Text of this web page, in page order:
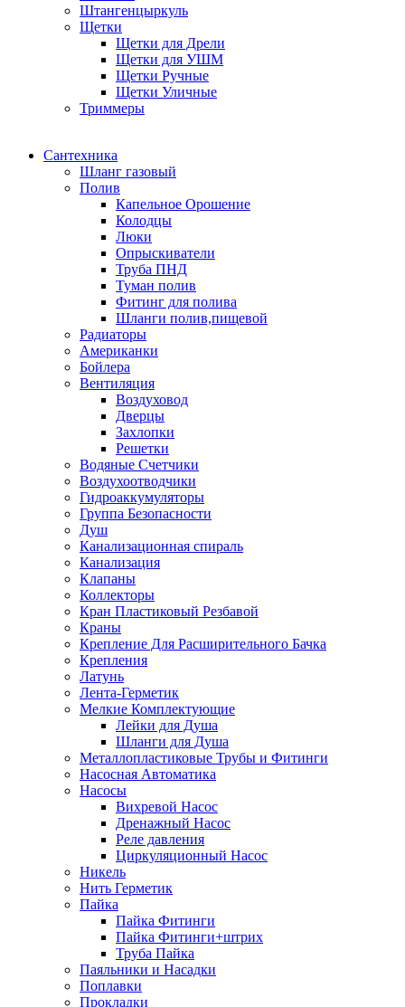
Штангенцыркуль
Щетки
Щетки для Дрели
Щетки для УШМ
Щетки Ручные
Щетки Уличные
Триммеры
Сантехника
Шланг газовый
Полив
Капельное Орошение
Колодцы
Люки
Опрыскиватели
Труба ПНД
Туман полив
Фитинг для полива
Шланги полив,пищевой
Радиаторы
Американки
Бойлера
Вентиляция
Воздуховод
Дверцы
Захлопки
Решетки
Водяные Счетчики
Воздухоотводчики
Гидроаккумуляторы
Группа Безопасности
Душ
Канализационная спираль
Канализация
Клапаны
Коллекторы
Кран Пластиковый Резбавой
Краны
Крепление Для Расширительного Бачка
Крепления
Латунь
Лента-Герметик
Мелкие Комплектующие
Лейки для Душа
Шланги для Душа
Металлопластиковые Трубы и Фитинги
Насосная Автоматика
Насосы
Вихревой Насос
Дренажный Насос
Реле давления
Циркуляционный Насос
Никель
Нить Герметик
Пайка
Пайка Фитинги
Пайка Фитинги+штрих
Труба Пайка
Паяльники и Насадки
Поплавки
Прокладки